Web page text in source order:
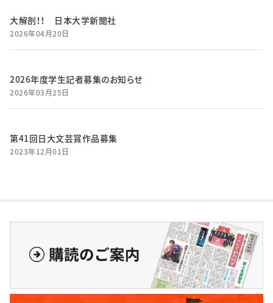
大解剖！！ 日本大学新聞社
2026年04月20日
2026年度学生記者募集のお知らせ
2026年03月25日
第41回日大文芸賞作品募集
2023年12月01日